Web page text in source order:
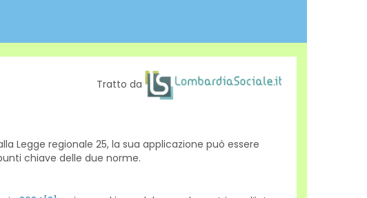
Tratto da
Legge regionale 25, la sua applicazione può essere
chiave delle due norme.